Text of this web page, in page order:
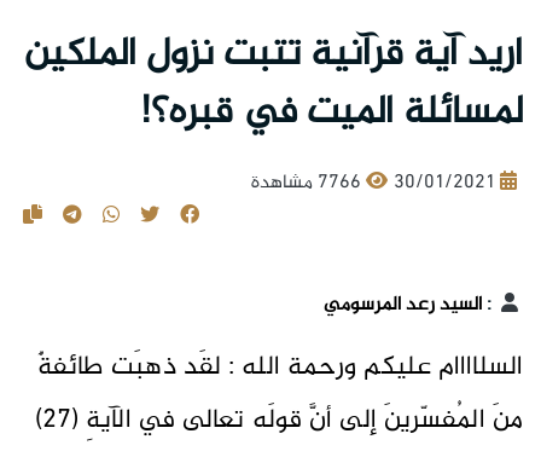
اريد آية قرآنية تتبت نزول الملكين
لمسائلة الميت في قبره؟!
30/01/2021 7766 مشاهدة
:السيد رعد المرسومي
السلاااام عليكم ورحمة الله : لقَد ذهبَت طائفةٌ
منَ المُفسّرينَ إلى أنَّ قولَه تعالى في الآيةِ (27)